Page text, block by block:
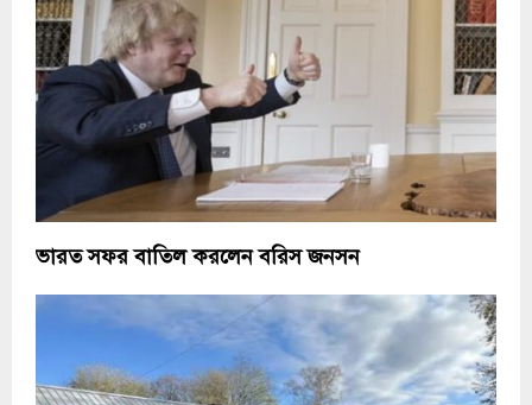
ভারত সফর বাতিল করলেন বরিস জনসন